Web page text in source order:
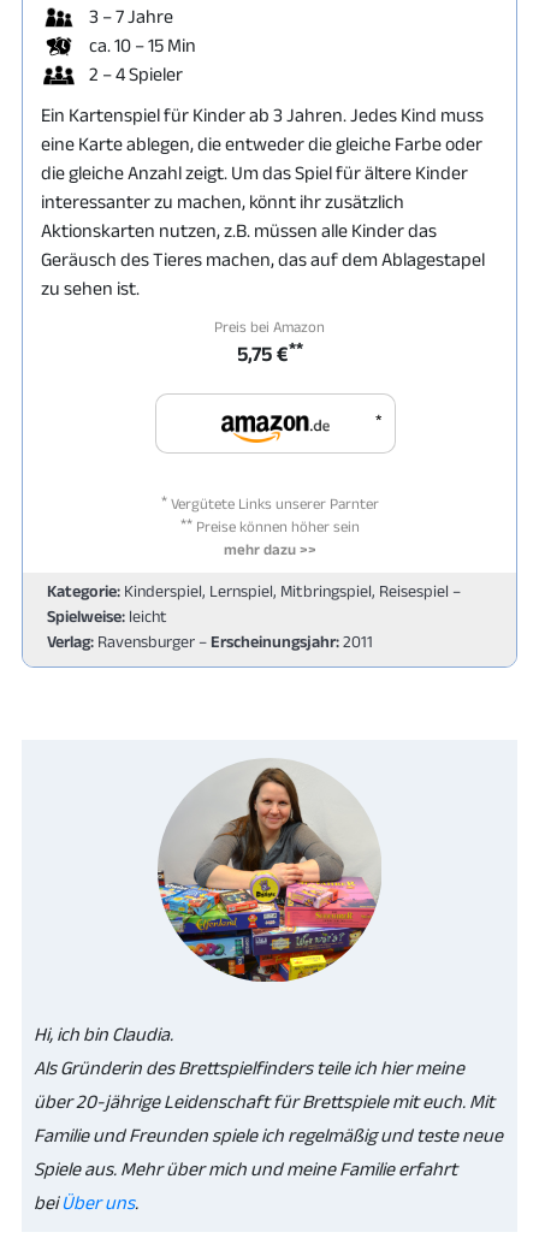
3 – 7 Jahre
ca. 10 – 15 Min
2 – 4 Spieler
Ein Kartenspiel für Kinder ab 3 Jahren. Jedes Kind muss
eine Karte ablegen, die entweder die gleiche Farbe oder
die gleiche Anzahl zeigt. Um das Spiel für ältere Kinder
interessanter zu machen, könnt ihr zusätzlich
Aktionskarten nutzen, z.B. müssen alle Kinder das
Geräusch des Tieres machen, das auf dem Ablagestapel
zu sehen ist.
Preis bei Amazon
5,75 €**
*
*Vergütete Links unserer Parnter
**Preise können höher sein
mehr dazu >>
Kategorie: Kinderspiel, Lernspiel, Mitbringspiel, Reisespiel –
Spielweise: leicht
Verlag: Ravensburger – Erscheinungsjahr:2011
Hi, ich bin Claudia.
Als Gründerin des Brettspielfinders teile ich hier meine
über 20-jährige Leidenschaft für Brettspiele mit euch. Mit
Familie und Freunden spiele ich regelmäßig und teste neue
Spiele aus. Mehr über mich und meine Familie erfahrt
beiÜber uns.